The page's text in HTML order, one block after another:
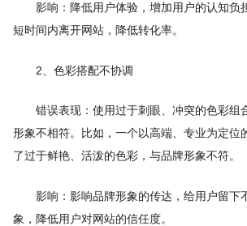
影响：降低用户体验，增加用户的认知负
短时间内离开网站，降低转化率。
2、色彩搭配不协调
错误表现：使用过于刺眼、冲突的色彩组
形象不相符。比如，一个以高端、专业为定位
了过于鲜艳、活泼的色彩，与品牌形象不符。
影响：影响品牌形象的传达，给用户留下
象，降低用户对网站的信任度。